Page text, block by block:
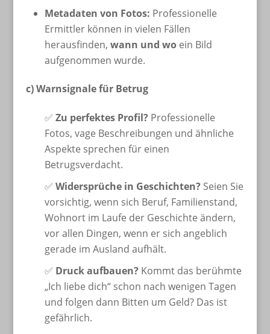
Metadaten von Fotos: Professionelle
Ermittler können in vielen Fällen
herausfinden, wann und woein Bild
aufgenommen wurde.
c) Warnsignale für Betrug
✅ Zu perfektes Profil?Professionelle
Fotos, vage Beschreibungen und ähnliche
Aspekte sprechen für einen
Betrugsverdacht.
✅ Widersprüche in Geschichten?Seien Sie
vorsichtig, wenn sich Beruf, Familienstand,
Wohnort im Laufe der Geschichte ändern,
vor allen Dingen, wenn er sich angeblich
gerade im Ausland aufhält.
✅ Druck aufbauen?Kommt das berühmte
„Ich liebe dich“ schon nach wenigen Tagen
und folgen dann Bitten um Geld? Das ist
gefährlich.